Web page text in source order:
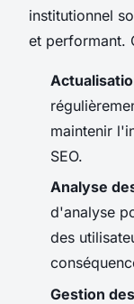
institutionnel
et performant.
maintenir
SEO.
Analyse
d'analyse
des
Gestion